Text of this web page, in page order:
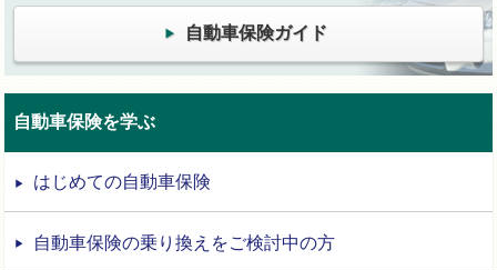
自動車保険ガイド
自動車保険を学ぶ
はじめての自動車保険
自動車保険の乗り換えをご検討中の方